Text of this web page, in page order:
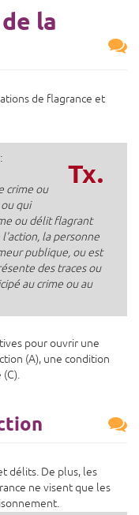
la
de flagrance et
Tx.
crime ou
qui
ou délit flagrant
la personne
publique, ou est
des traces ou
au crime ou au
pour ouvrir une
(A), une condition
délits. De plus, les
ne visent que les